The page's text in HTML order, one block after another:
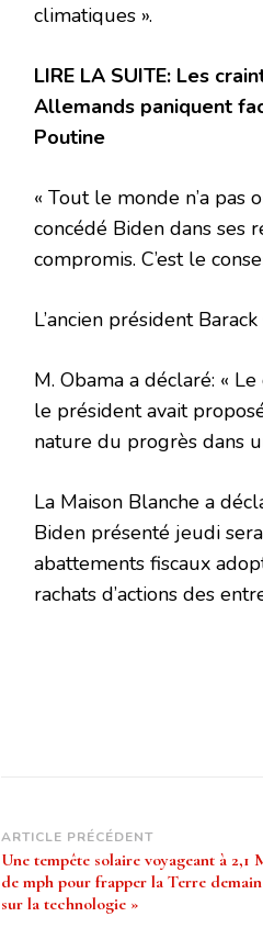
climatiques ».
LIRE LA SUITE: Les
Allemands paniquent
Poutine
« Tout le monde n’a pas
concédé Biden dans ses
compromis. C’est le
L’ancien président
M. Obama a déclaré: «
le président avait
nature du progrès dans
La Maison Blanche a
Biden présenté jeudi
abattements fiscaux
rachats d’actions des
Navigation
d’article
ARTICLE PRÉCÉDENT
Une tempête solaire voyageant à
de mph pour frapper la Terre
sur la technologie »